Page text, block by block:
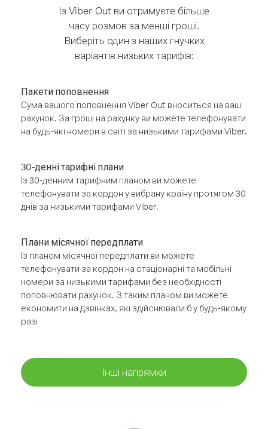
Із Viber Out ви отримуєте більше
часу розмов за менші гроші.
Виберіть один з наших гнучких
варіантів низьких тарифів:
Пакети поповнення
Сума вашого поповнення Viber Out вноситься на ваш
рахунок. За гроші на рахунку ви можете телефонувати
на будь-які номери в світі за низькими тарифами Viber.
30-денні тарифні плани
Із 30-денним тарифним планом ви можете
телефонувати за кордон у вибрану країну протягом 30
днів за низькими тарифами Viber.
Плани місячної передплати
Із планом місячної передплати ви можете
телефонувати за кордон на стаціонарні та мобільні
номери за низькими тарифами без необхідності
поповнювати рахунок. З таким планом ви можете
економити на дзвінках, які здійснювали б у будь-якому
разі
Інші напрямки